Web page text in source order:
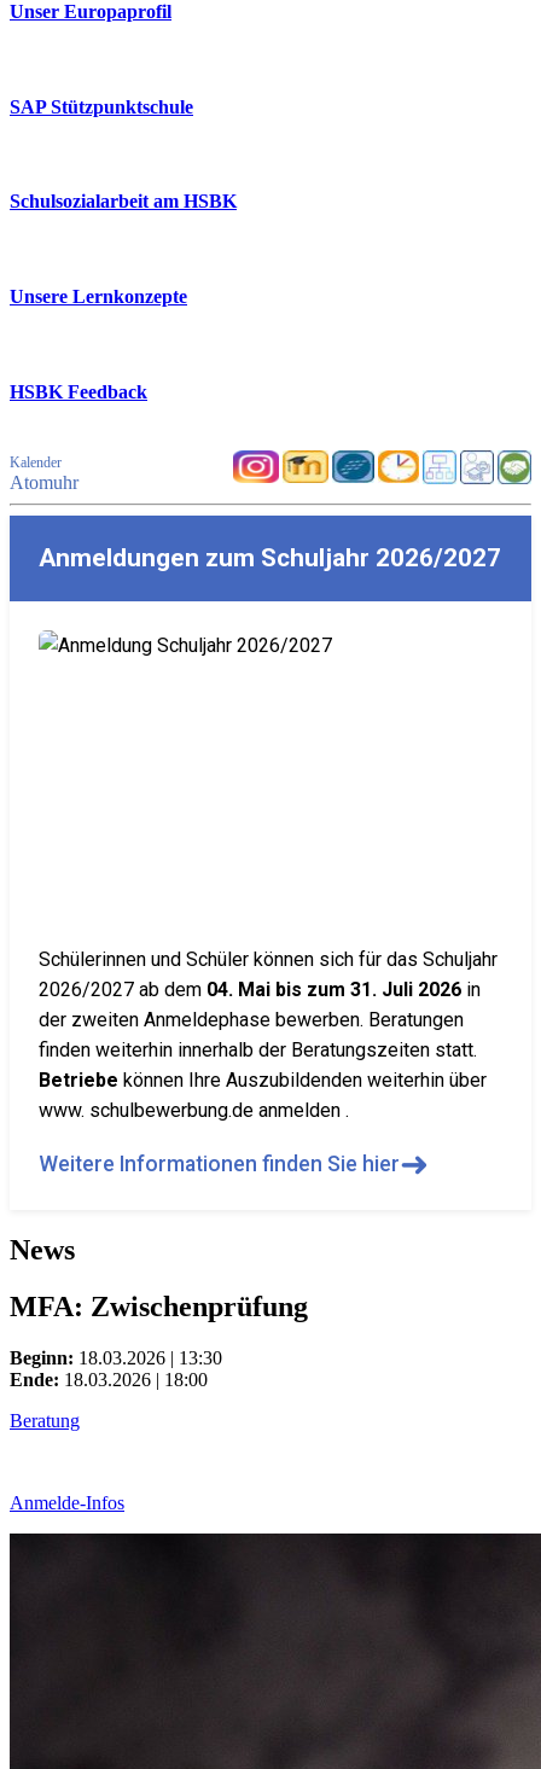
Unser Europaprofil
SAP Stützpunktschule
Schulsozialarbeit am HSBK
Unsere Lernkonzepte
HSBK Feedback
Kalender
Atomuhr
Anmeldungen zum Schuljahr 2026/2027
Schülerinnen und Schüler können sich für das Schuljahr
2026/2027 ab dem 04. Mai bis zum 31. Juli 2026 in
der zweiten Anmeldephase bewerben. Beratungen
finden weiterhin innerhalb der Beratungszeiten statt.
Betriebe können Ihre Auszubildenden weiterhin über
www. schulbewerbung.de anmelden .
Weitere Informationen finden Sie hier➜
News
MFA: Zwischenprüfung
Beginn: 18.03.2026 | 13:30
Ende: 18.03.2026 | 18:00
Beratung
Anmelde-Infos